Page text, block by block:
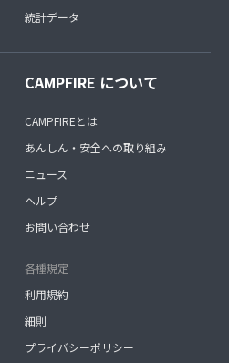
統計データ
CAMPFIRE について
CAMPFIREとは
あんしん・安全への取り組み
ニュース
ヘルプ
お問い合わせ
各種規定
利用規約
細則
プライバシーポリシー